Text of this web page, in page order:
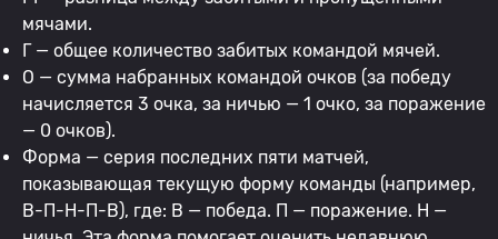
мячами.
Г — общее количество забитых командой мячей.
О — сумма набранных командой очков (за победу
начисляется 3 очка, за ничью — 1 очко, за поражение
— 0 очков).
Форма — серия последних пяти матчей,
показывающая текущую форму команды (например,
В-П-Н-П-В), где: В — победа. П — поражение. Н —